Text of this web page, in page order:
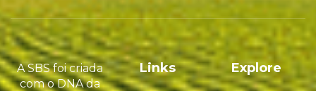
Links Explore
A SBS foi criada
com o DNA da